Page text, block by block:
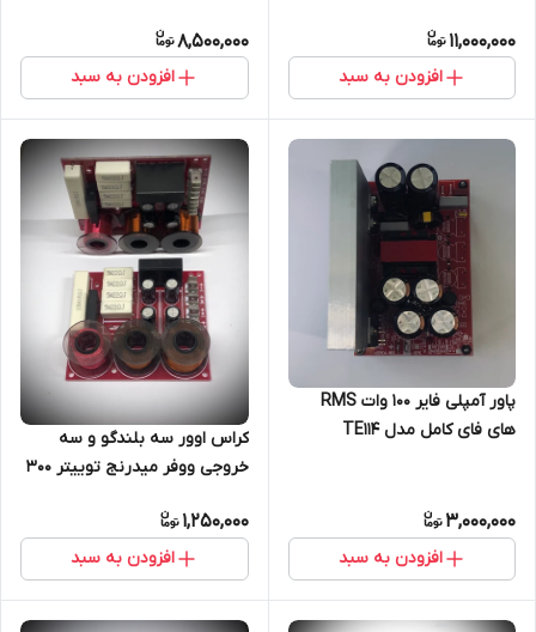
11,000,000
افزودن به سبد
8,500,000
افزودن به سبد
پاور آمپلی فایر ۱۰۰ وات RMS
های فای کامل مدل TE114
3,000,000
افزودن به سبد
کراس اوور سه بلندگو و سه
خروجی ووفر میدرنج توییتر ۳۰۰
1,250,000
افزودن به سبد